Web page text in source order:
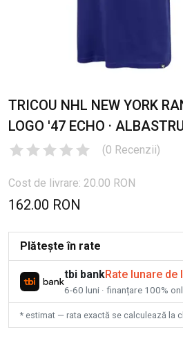
TRICOU NHL NEW YORK
LOGO '47 ECHO ·
(0 Recenzii)
Cost de livrare: 20.00 RON
162.00 RON
Plătește în rate
tbi bankRate lunare de
6-60 luni · finanțare 100%
* estimat — rata exactă se calculează la